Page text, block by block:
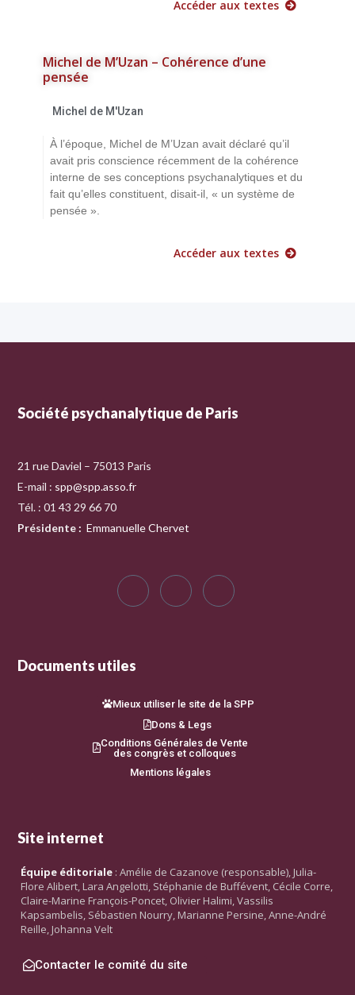
Accéder aux textes
Michel de M’Uzan – Cohérence d’une
pensée
Michel de M'Uzan
À l’époque, Michel de M’Uzan avait déclaré qu’il
avait pris conscience récemment de la cohérence
interne de ses conceptions psychanalytiques et du
fait qu’elles constituent, disait-il, « un système de
pensée ».
Accéder aux textes
Société psychanalytique de Paris
21 rue Daviel – 75013 Paris
E-mail : spp@spp.asso.fr
Tél. : 01 43 29 66 70
Présidente : Emmanuelle Chervet
Documents utiles
Mieux utiliser le site de la SPP
Dons & Legs
Conditions Générales de Vente
des congrès et colloques
Mentions légales
Site internet
Équipe éditoriale : Amélie de Cazanove (responsable), Julia-
Flore Alibert, Lara Angelotti, Stéphanie de Buffévent, Cécile Corre,
Claire-Marine François-Poncet, Olivier Halimi, Vassilis
Kapsambelis, Sébastien Nourry, Marianne Persine, Anne-André
Reille, Johanna Velt
Contacter le comité du site